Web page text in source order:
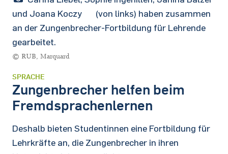
und Joana Koczy (von links) haben zusammen
an der Zungenbrecher-Fortbildung für Lehrende
gearbeitet.
© RUB, Marquard
SPRACHE
Zungenbrecher helfen beim
Fremdsprachenlernen
Deshalb bieten Studentinnen eine Fortbildung für
Lehrkräfte an, die Zungenbrecher in ihren